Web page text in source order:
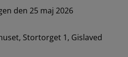
den 25 maj 2026
Stortorget 1, Gislaved